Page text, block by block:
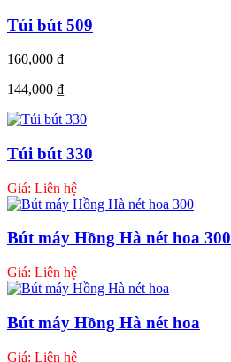
Túi bút 509
160,000 ₫
144,000 ₫
Túi bút 330
Giá: Liên hệ
Bút máy Hồng Hà nét hoa 300
Giá: Liên hệ
Bút máy Hồng Hà nét hoa
Giá: Liên hệ